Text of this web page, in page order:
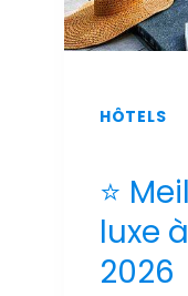
HÔTELS
⭐
luxe
2026